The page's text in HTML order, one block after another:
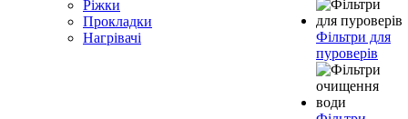
Ріжки
Прокладки
Нагрівачі
Фільтри для
пуроверів